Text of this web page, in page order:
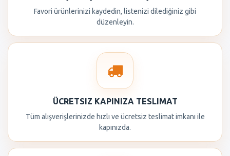
Favori ürünlerinizi kaydedin, listenizi dilediğiniz gibi
düzenleyin.
ÜCRETSIZ KAPINIZA TESLIMAT
Tüm alışverişlerinizde hızlı ve ücretsiz teslimat imkanı ile
kapınızda.